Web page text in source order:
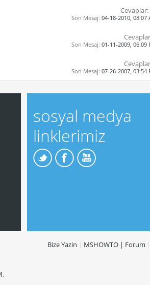
Cevaplar:
Son Mesaj: 04-18-2010, 08:07
Son Mesaj: 01-11-2009, 06:09
Son Mesaj: 07-26-2007, 03:54
sosyal medya
linklerimiz
Bize Yazin | MSHOWTO | Forum |
.